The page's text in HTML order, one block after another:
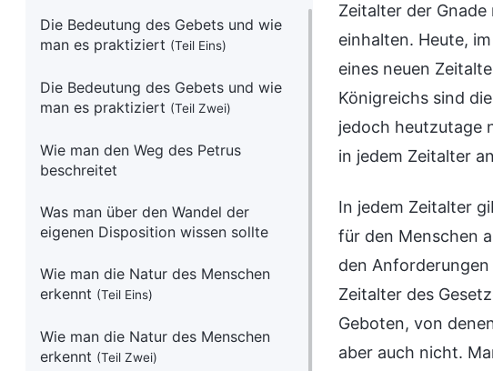
Die Bedeutung des Gebets und wie
man es praktiziert (Teil Eins)
Die Bedeutung des Gebets und wie
man es praktiziert (Teil Zwei)
Wie man den Weg des Petrus
beschreitet
Was man über den Wandel der
eigenen Disposition wissen sollte
Wie man die Natur des Menschen
erkennt (Teil Eins)
Wie man die Natur des Menschen
erkennt (Teil Zwei)
Zeitalter der
einhalten. Heute,
eines neuen
Königreichs sind
jedoch heutzutage
in jedem Zeitalter
In jedem Zeitalter
für den Menschen
den Anforderungen
Zeitalter des
Geboten, von
aber auch nicht.